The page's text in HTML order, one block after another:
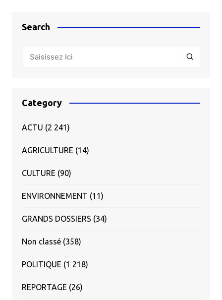
Search
Category
ACTU (2 241)
AGRICULTURE (14)
CULTURE (90)
ENVIRONNEMENT (11)
GRANDS DOSSIERS (34)
Non classé(358)
POLITIQUE (1 218)
REPORTAGE (26)